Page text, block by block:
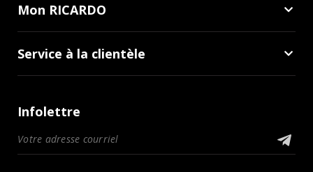
Mon RICARDO
Service à la clientèle
Infolettre